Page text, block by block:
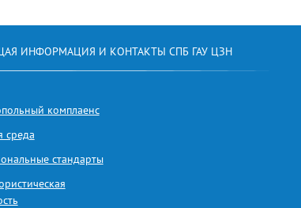
ИНФОРМАЦИЯ И КОНТАКТЫ СПБ ГАУ ЦЗН
комплаенс
среда
стандарты